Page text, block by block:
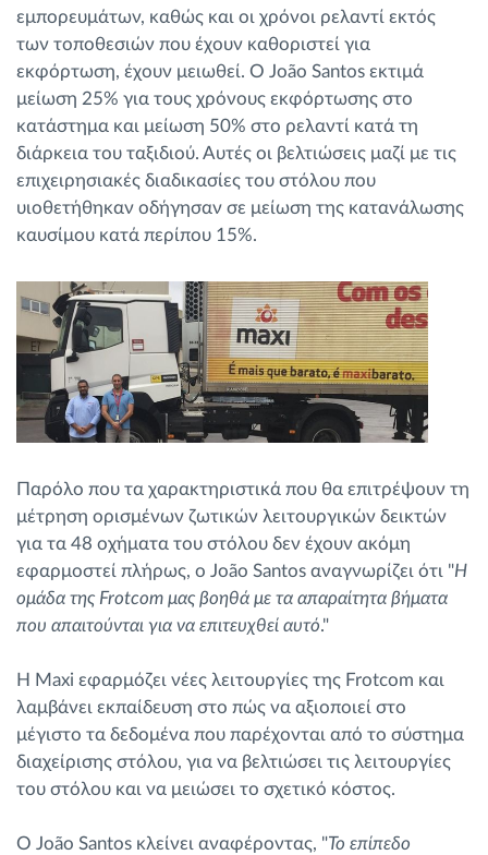
εμπορευμάτων, καθώς και οι χρόνοι ρελαντί εκτός
των τοποθεσιών που έχουν καθοριστεί για
εκφόρτωση, έχουν μειωθεί. Ο João Santos εκτιμά
μείωση 25% για τους χρόνους εκφόρτωσης στο
κατάστημα και μείωση 50% στο ρελαντί κατά τη
διάρκεια του ταξιδιού. Αυτές οι βελτιώσεις μαζί με τις
επιχειρησιακές διαδικασίες του στόλου που
υιοθετήθηκαν οδήγησαν σε μείωση της κατανάλωσης
καυσίμου κατά περίπου 15%.
Παρόλο που τα χαρακτηριστικά που θα επιτρέψουν τη
μέτρηση ορισμένων ζωτικών λειτουργικών δεικτών
για τα 48 οχήματα του στόλου δεν έχουν ακόμη
εφαρμοστεί πλήρως, ο João Santos αναγνωρίζει ότι "Η
ομάδα της Frotcom μας βοηθά με τα απαραίτητα βήματα
που απαιτούνται για να επιτευχθεί αυτό."
Η Maxi εφαρμόζει νέες λειτουργίες της Frotcom και
λαμβάνει εκπαίδευση στο πώς να αξιοποιεί στο
μέγιστο τα δεδομένα που παρέχονται από το σύστημα
διαχείρισης στόλου, για να βελτιώσει τις λειτουργίες
του στόλου και να μειώσει το σχετικό κόστος.
Ο João Santos κλείνει αναφέροντας, "Το επίπεδο